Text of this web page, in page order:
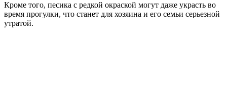
Кроме того, песика с редкой окраской могут даже украсть во
время прогулки, что станет для хозяина и его семьи серьезной
утратой.